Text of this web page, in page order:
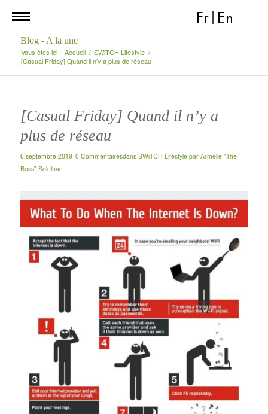
Fr En
Blog - A la une
Vous êtes ici : Accueil / SWiTCH Lifestyle /
[Casual Friday] Quand il n’y a plus de réseau
[Casual Friday] Quand il n’y a
plus de réseau
6 septembre 2019 0 Commentairesdans SWiTCH Lifestyle par Armelle "The
Boss" Solelhac